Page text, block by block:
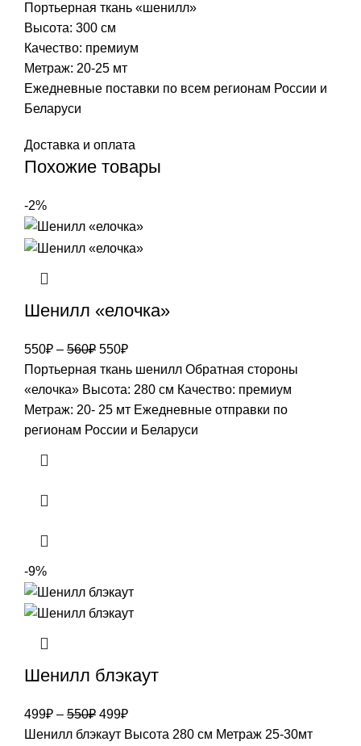
Портьерная ткань «шенилл»
Высота: 300 см
Качество: премиум
Метраж: 20-25 мт
Ежедневные поставки по всем регионам России и
Беларуси
Доставка и оплата
Похожие товары
-2%
Шенилл «елочка»
550₽ – 560₽ Первоначальная
цена
составляла
560₽.
550₽Текущая
цена:
550₽.
Портьерная ткань шенилл Обратная стороны
«елочка» Высота: 280 см Качество: премиум
Метраж: 20- 25 мт Ежедневные отправки по
регионам России и Беларуси
-9%
Шенилл блэкаут
499₽ – 550₽ Первоначальная
цена
499₽Текущая
цена:
Шенилл блэкаут Высота 280 см Метраж 25-30мт